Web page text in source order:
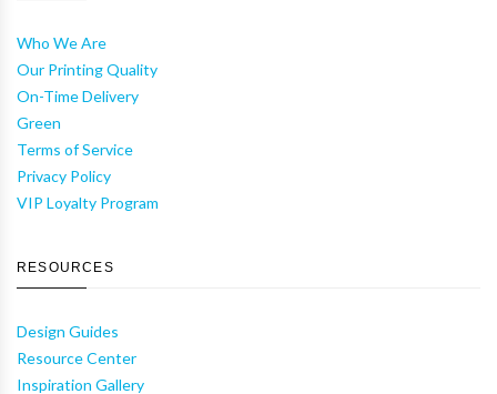
Who We Are
Our Printing Quality
On-Time Delivery
Green
Terms of Service
Privacy Policy
VIP Loyalty Program
RESOURCES
Design Guides
Resource Center
Inspiration Gallery